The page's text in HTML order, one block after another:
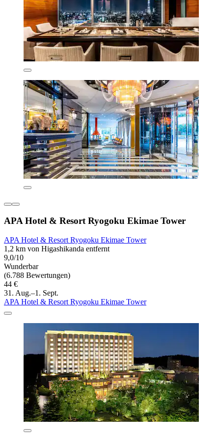
APA Hotel & Resort Ryogoku Ekimae Tower
APA Hotel & Resort Ryogoku Ekimae Tower
1,2 km von Higashikanda entfernt
9,0/10
Wunderbar
(6.788 Bewertungen)
44 €
31. Aug.–1. Sept.
APA Hotel & Resort Ryogoku Ekimae Tower